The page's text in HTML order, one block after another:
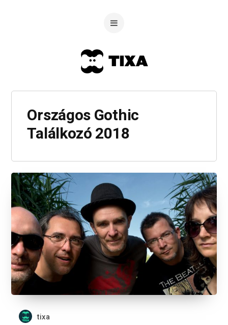
Országos Gothic
Találkozó 2018
tixa